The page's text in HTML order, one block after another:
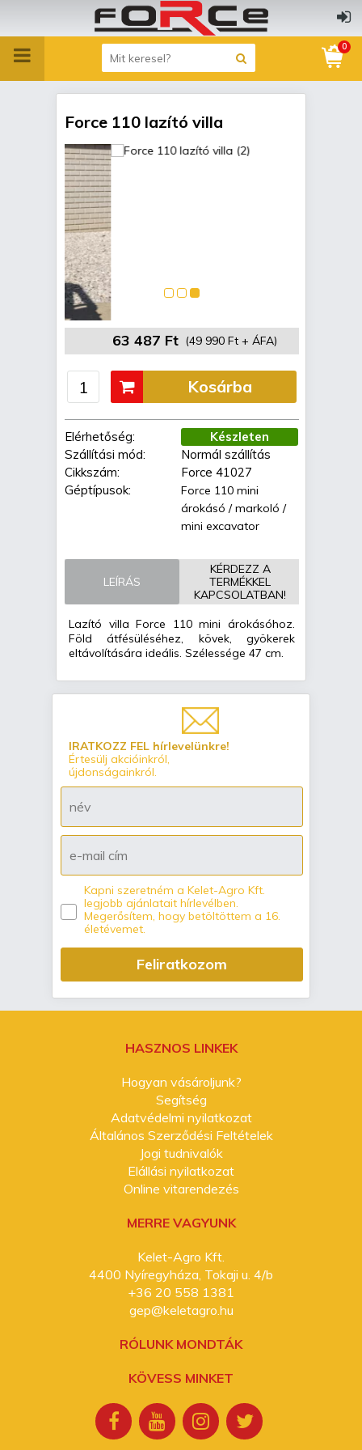
0
Force 110 lazító villa
63 487 Ft (49 990 Ft + ÁFA)
Elérhetőség:
Készleten
Szállítási mód:
Normál szállítás
Cikkszám:
Force 41027
Géptípusok:
Force 110 mini
árokásó / markoló /
mini excavator
Kosárba
LEÍRÁS
KÉRDEZZ A
TERMÉKKEL
KAPCSOLATBAN!
Lazító villa Force 110 mini árokásóhoz.
Föld átfésüléséhez, kövek, gyökerek
eltávolítására ideális. Szélessége 47 cm.
IRATKOZZ FEL hírlevelünkre!
Értesülj akcióinkról,
újdonságainkról.
Kapni szeretném a Kelet-Agro Kft.
legjobb ajánlatait hírlevélben.
Megerősítem, hogy betöltöttem a 16.
életévemet.
Feliratkozom
HASZNOS LINKEK
Hogyan vásároljunk?
Segítség
Adatvédelmi nyilatkozat
Általános Szerződési Feltételek
Jogi tudnivalók
Elállási nyilatkozat
Online vitarendezés
MERRE VAGYUNK
Kelet-Agro Kft.
4400 Nyíregyháza, Tokaji u. 4/b
+36 20 558 1381
gep@keletagro.hu
RÓLUNK MONDTÁK
KÖVESS MINKET